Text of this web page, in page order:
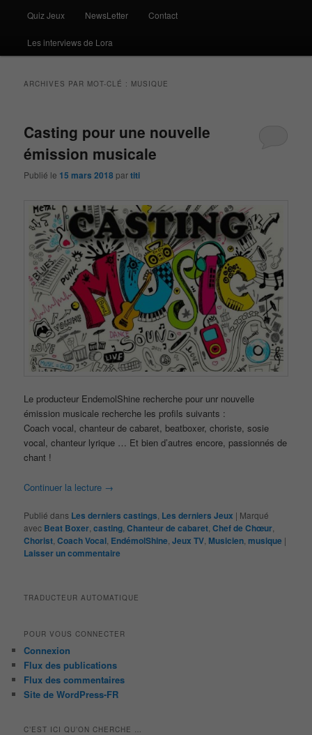
Quiz Jeux NewsLetter Contact
Les interviews de Lora
ARCHIVES PAR MOT-CLÉ : MUSIQUE
Casting pour une nouvelle
émission musicale
Publié le 15 mars 2018 partiti
Le producteur EndemolShine recherche pour unr nouvelle
émission musicale recherche les profils suivants :
Coach vocal, chanteur de cabaret, beatboxer, choriste, sosie
vocal, chanteur lyrique … Et bien d’autres encore, passionnés de
chant !
Continuer la lecture →
Publié dans Les derniers castings Les derniers Jeux | Marqué
avec Beat Boxer ,casting ,Chanteur de cabaret ,Chef de Chœur
Chorist ,Coach Vocal EndémolShine ,Jeux TV Musicien ,musique |
Laisser un commentaire
TRADUCTEUR AUTOMATIQUE
POUR VOUS CONNECTER
Connexion
Flux des publications
Flux des commentaires
Site de WordPress-FR
C’EST ICI QU’ON CHERCHE …